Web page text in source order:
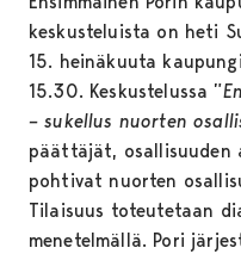
keskusteluista on heti
15. heinäkuuta
15.30. Keskustelussa ”
– sukellus nuorten
päättäjät, osallisuuden
pohtivat nuorten
Tilaisuus toteutetaan
menetelmällä. Pori